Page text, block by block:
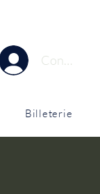
Connexion
Billeterie